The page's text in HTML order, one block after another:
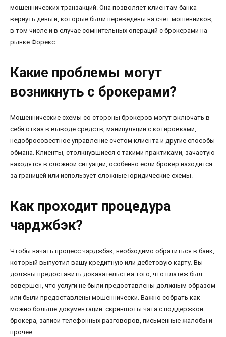
мошеннических транзакций. Она позволяет клиентам банка
вернуть деньги, которые были переведены на счет мошенников,
в том числе и в случае сомнительных операций с брокерами на
рынке Форекс.
Какие проблемы могут
возникнуть с брокерами?
Мошеннические схемы со стороны брокеров могут включать в
себя отказ в выводе средств, манипуляции с котировками,
недобросовестное управление счетом клиента и другие способы
обмана. Клиенты, столкнувшиеся с такими практиками, зачастую
находятся в сложной ситуации, особенно если брокер находится
за границей или использует сложные юридические схемы.
Как проходит процедура
чарджбэк?
Чтобы начать процесс чарджбэк, необходимо обратиться в банк,
который выпустил вашу кредитную или дебетовую карту. Вы
должны предоставить доказательства того, что платеж был
совершен, что услуги не были предоставлены должным образом
или были предоставлены мошеннически. Важно собрать как
можно больше документации: скриншоты чата с поддержкой
брокера, записи телефонных разговоров, письменные жалобы и
прочее.